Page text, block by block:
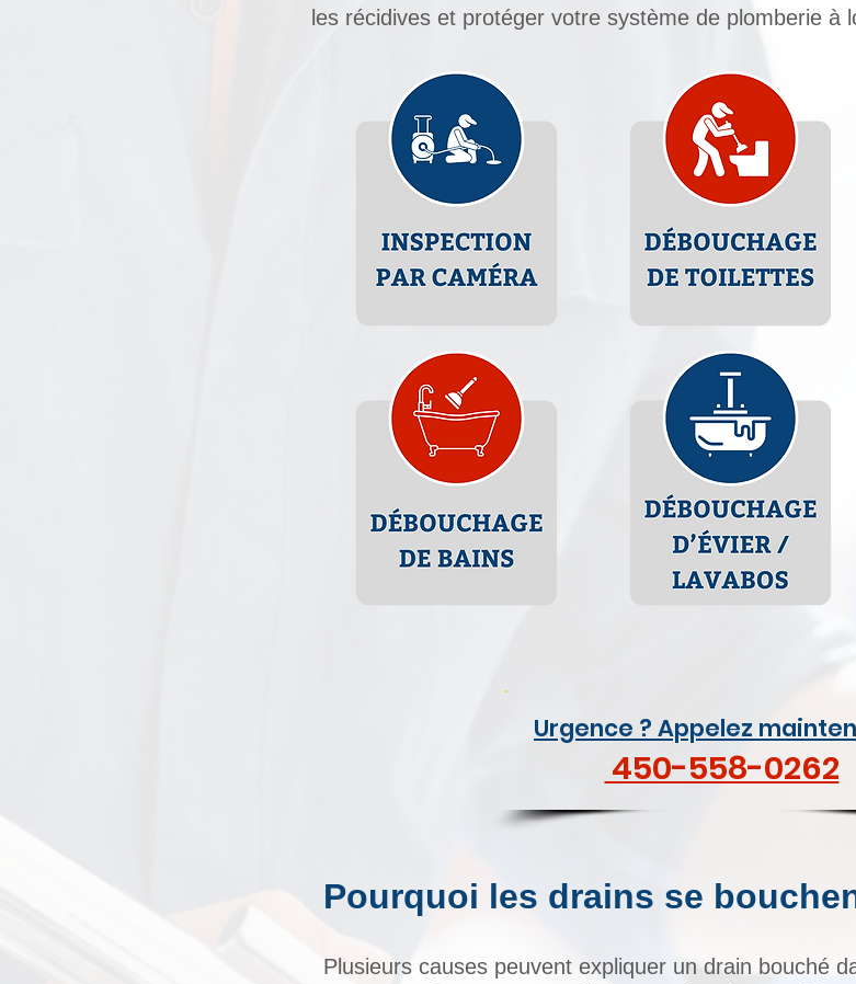
les récidives et protéger votre système de plomberie à
Urgence ? Appelez
450-558-0262
Pourquoi les drains se
Plusieurs causes peuvent expliquer un drain bouché